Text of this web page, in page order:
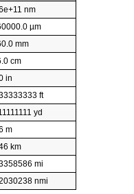
nm
µm
mm
cm
in
ft
yd
m
km
mi
nmi